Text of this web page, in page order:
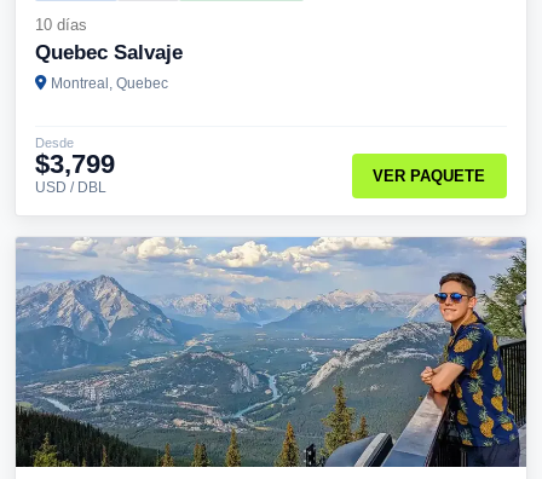
10 días
Quebec Salvaje
Montreal, Quebec
Desde
$3,799
USD / DBL
VER PAQUETE